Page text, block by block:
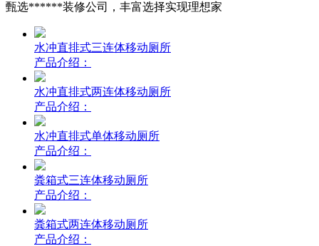
甄选******装修公司，丰富选择实现理想家
水冲直排式三连体移动厕所
产品介绍：
水冲直排式两连体移动厕所
产品介绍：
水冲直排式单体移动厕所
产品介绍：
粪箱式三连体移动厕所
产品介绍：
粪箱式两连体移动厕所
产品介绍：